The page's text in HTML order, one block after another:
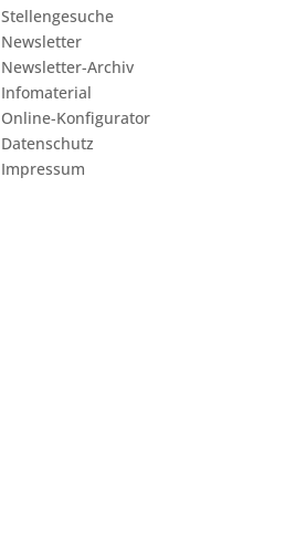
Stellengesuche
Newsletter
Newsletter-Archiv
Infomaterial
Online-Konfigurator
Datenschutz
Impressum